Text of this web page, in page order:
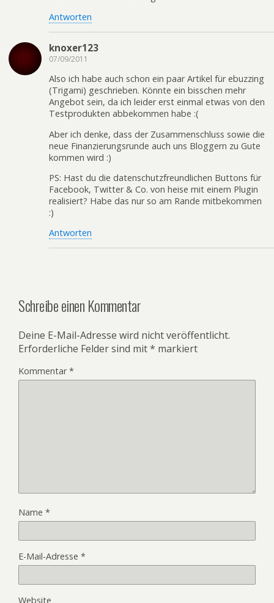
Antworten
knoxer123
07/09/2011
Also ich habe auch schon ein paar Artikel für ebuzzing
(Trigami) geschrieben. Könnte ein bisschen mehr
Angebot sein, da ich leider erst einmal etwas von den
Testprodukten abbekommen habe :(
Aber ich denke, dass der Zusammenschluss sowie die
neue Finanzierungsrunde auch uns Bloggern zu Gute
kommen wird :)
PS: Hast du die datenschutzfreundlichen Buttons für
Facebook, Twitter & Co. von heise mit einem Plugin
realisiert? Habe das nur so am Rande mitbekommen
:)
Antworten
Schreibe einen Kommentar
Deine E-Mail-Adresse wird nicht veröffentlicht.
Erforderliche Felder sind mit* markiert
Kommentar*
Name *
E-Mail-Adresse *
Website